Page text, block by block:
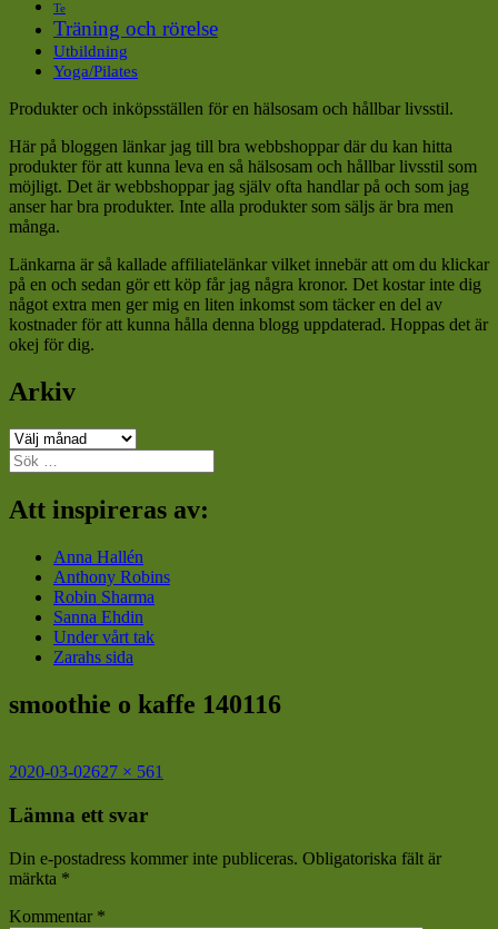
Te
Träning och rörelse
Utbildning
Yoga/Pilates
Produkter och inköpsställen för en hälsosam och hållbar livsstil.
Här på bloggen länkar jag till bra webbshoppar där du kan hitta
produkter för att kunna leva en så hälsosam och hållbar livsstil som
möjligt. Det är webbshoppar jag själv ofta handlar på och som jag
anser har bra produkter. Inte alla produkter som säljs är bra men
många.
Länkarna är så kallade affiliatelänkar vilket innebär att om du klickar
på en och sedan gör ett köp får jag några kronor. Det kostar inte dig
något extra men ger mig en liten inkomst som täcker en del av
kostnader för att kunna hålla denna blogg uppdaterad. Hoppas det är
okej för dig.
Arkiv
Arkiv
Sök
efter:
Att inspireras av:
Anna Hallén
Anthony Robins
Robin Sharma
Sanna Ehdin
Under vårt tak
Zarahs sida
smoothie o kaffe 140116
Postat
2020-03-02Full
627 × 561
Lämna ett svar
Din e-postadress kommer inte publiceras. Obligatoriska fält är
märkta *
Kommentar *